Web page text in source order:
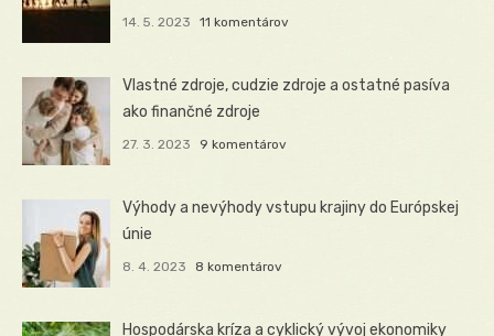
14. 5. 2023 11 komentárov
Vlastné zdroje, cudzie zdroje a ostatné pasíva
ako finančné zdroje
27. 3. 2023 9 komentárov
Výhody a nevýhody vstupu krajiny do Európskej
únie
8. 4. 2023 8 komentárov
Hospodárska kríza a cyklický vývoj ekonomiky